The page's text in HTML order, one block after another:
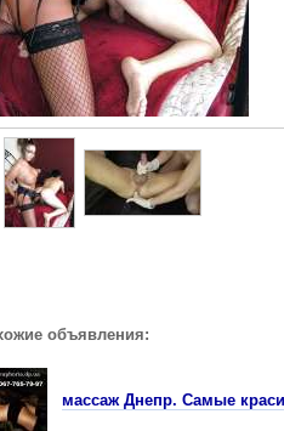
объявления:
массаж Днепр. Самые